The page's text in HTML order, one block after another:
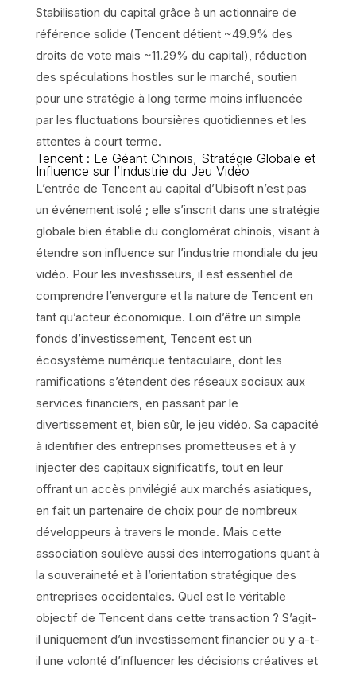
Stabilisation du capital grâce à un actionnaire de
référence solide (Tencent détient ~49.9% des
droits de vote mais ~11.29% du capital), réduction
des spéculations hostiles sur le marché, soutien
pour une stratégie à long terme moins influencée
par les fluctuations boursières quotidiennes et les
attentes à court terme.
Tencent : Le Géant Chinois, Stratégie Globale et
Influence sur l’Industrie du Jeu Vidéo
L’entrée de Tencent au capital d’Ubisoft n’est pas
un événement isolé ; elle s’inscrit dans une stratégie
globale bien établie du conglomérat chinois, visant à
étendre son influence sur l’industrie mondiale du jeu
vidéo. Pour les investisseurs, il est essentiel de
comprendre l’envergure et la nature de Tencent en
tant qu’acteur économique. Loin d’être un simple
fonds d’investissement, Tencent est un
écosystème numérique tentaculaire, dont les
ramifications s’étendent des réseaux sociaux aux
services financiers, en passant par le
divertissement et, bien sûr, le jeu vidéo. Sa capacité
à identifier des entreprises prometteuses et à y
injecter des capitaux significatifs, tout en leur
offrant un accès privilégié aux marchés asiatiques,
en fait un partenaire de choix pour de nombreux
développeurs à travers le monde. Mais cette
association soulève aussi des interrogations quant à
la souveraineté et à l’orientation stratégique des
entreprises occidentales. Quel est le véritable
objectif de Tencent dans cette transaction ? S’agit-
il uniquement d’un investissement financier ou y a-t-
il une volonté d’influencer les décisions créatives et